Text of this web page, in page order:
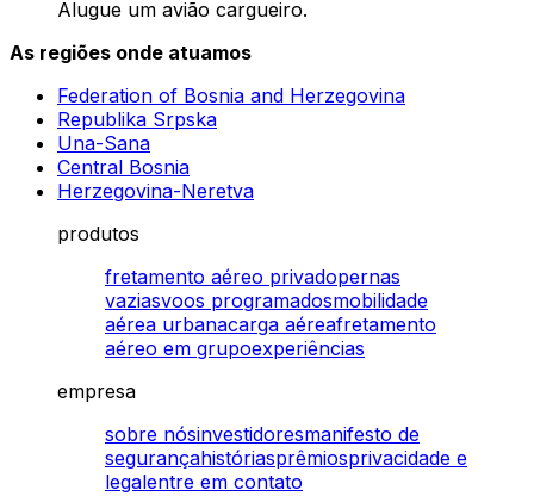
Alugue um avião cargueiro.
As regiões onde atuamos
Federation of Bosnia and Herzegovina
Republika Srpska
Una-Sana
Central Bosnia
Herzegovina-Neretva
produtos
fretamento aéreo privadopernas
vaziasvoos programadosmobilidade
aérea urbanacarga aéreafretamento
aéreo em grupoexperiências
empresa
sobre nósinvestidoresmanifesto de
segurançahistóriasprêmiosprivacidade e
legalentre em contato